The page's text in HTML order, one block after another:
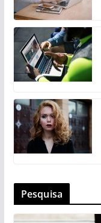
Pesquisa